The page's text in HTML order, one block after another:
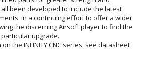
been developed to include the latest
in a continuing effort to offer a wider
the discerning Airsoft player to find the
upgrade.
the INFINITY CNC series, see datasheet